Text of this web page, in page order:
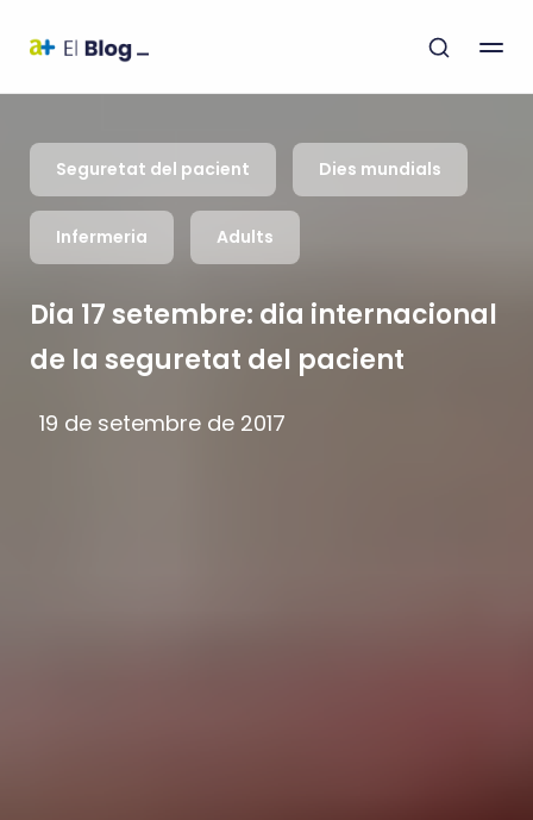
Seguretat del pacient Dies mundials
Infermeria Adults
Dia 17 setembre: dia internacional
de la seguretat del pacient
19 de setembre de 2017